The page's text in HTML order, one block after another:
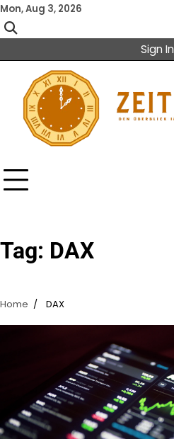
Skip
to
content
Mon, Aug 3, 2026
Sign In
Tag: DAX
Home DAX